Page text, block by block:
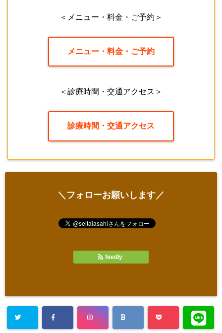
＜メニュー・料金・ご予約＞
メニュー・料金・ご予約
＜診療時間・交通アクセス＞
診療時間・交通アクセス
＼フォローお願いします／
feedly